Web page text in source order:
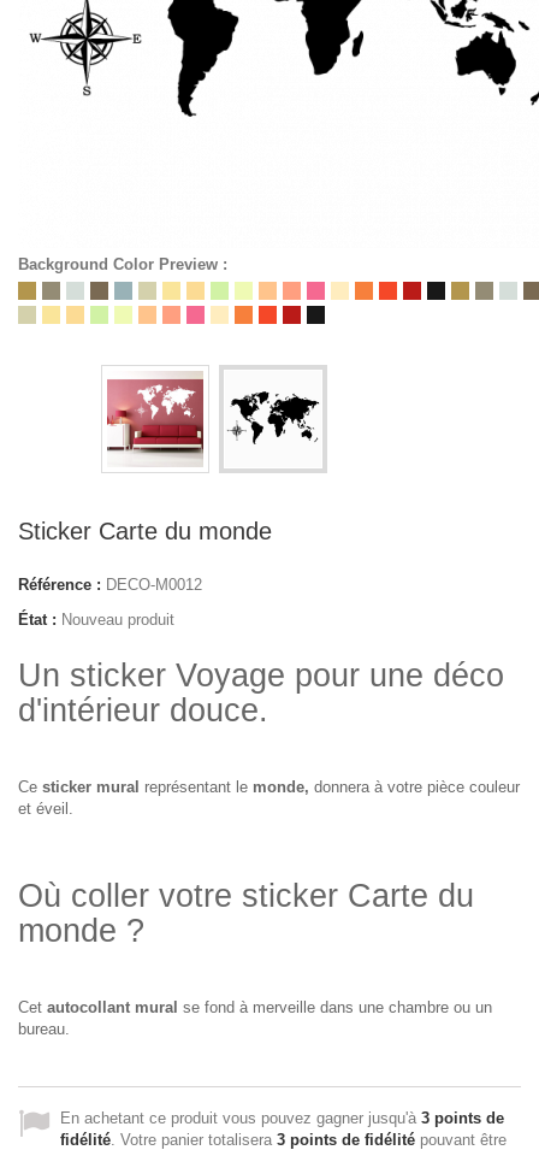
Background Color Preview :
Sticker Carte du monde
Référence : DECO-M0012
État : Nouveau produit
Un sticker Voyage pour une déco
d'intérieur douce.
Ce sticker mural représentant le monde, donnera à votre pièce couleur
et éveil.
Où coller votre sticker Carte du
monde ?
Cet autocollant mural se fond à merveille dans une chambre ou un
bureau.
En achetant ce produit vous pouvez gagner jusqu'à 3 points de
fidélité. Votre panier totalisera 3 points de fidélité pouvant être